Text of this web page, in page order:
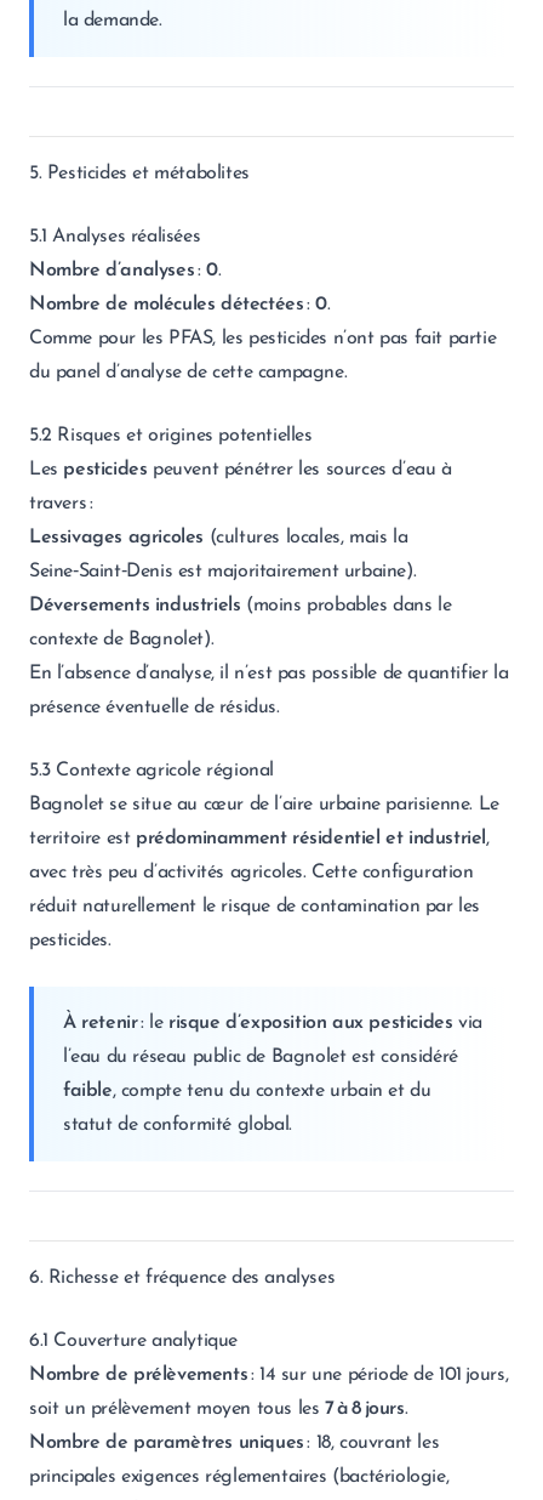
la demande.
5. Pesticides et métabolites
5.1 Analyses réalisées
Nombre d’analyses:0.
Nombre de molécules détectées:0.
Comme pour les PFAS, les pesticides n’ont pas fait partie
du panel d’analyse de cette campagne.
5.2 Risques et origines potentielles
Les pesticides peuvent pénétrer les sources d’eau à
travers :
Lessivages agricoles (cultures locales, mais la
Seine‑Saint‑Denis est majoritairement urbaine).
Déversements industriels (moins probables dans le
contexte de Bagnolet).
En l’absence d’analyse, il n’est pas possible de quantifier la
présence éventuelle de résidus.
5.3 Contexte agricole régional
Bagnolet se situe au cœur de l’aire urbaine parisienne. Le
territoire est prédominamment résidentiel et industriel ,
avec très peu d’activités agricoles. Cette configuration
réduit naturellement le risque de contamination par les
pesticides.
À retenir: le risque d’exposition aux pesticides via
l’eau du réseau public de Bagnolet est considéré
faible, compte tenu du contexte urbain et du
statut de conformité global.
6. Richesse et fréquence des analyses
6.1 Couverture analytique
Nombre de prélèvements: 14 sur une période de 101 jours,
soit un prélèvement moyen tous les7 à 8 jours.
Nombre de paramètres uniques: 18, couvrant les
principales exigences réglementaires (bactériologie,